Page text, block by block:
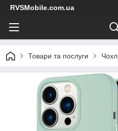
RVSMobile.com.ua
Товари та послуги